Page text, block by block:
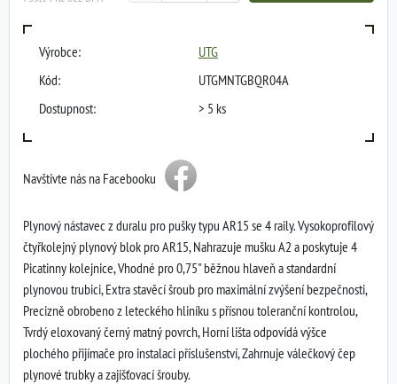
Výrobce:
UTG
Kód:
UTGMNTGBQR04A
Dostupnost:
> 5 ks
Navštivte nás na Facebooku
Plynový nástavec z duralu pro pušky typu AR15 se 4 raily. Vysokoprofilový
čtyřkolejný plynový blok pro AR15, Nahrazuje mušku A2 a poskytuje 4
Picatinny kolejnice, Vhodné pro 0,75" běžnou hlaveň a standardní
plynovou trubici, Extra stavěcí šroub pro maximální zvýšení bezpečnosti,
Precizně obrobeno z leteckého hliníku s přísnou toleranční kontrolou,
Tvrdý eloxovaný černý matný povrch, Horní lišta odpovídá výšce
plochého přijímače pro instalaci příslušenství, Zahrnuje válečkový čep
plynové trubky a zajišťovací šrouby.